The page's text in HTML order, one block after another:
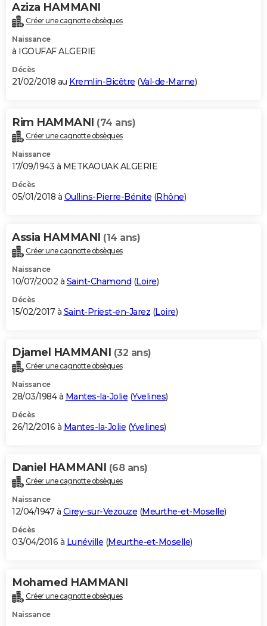
Aziza HAMMANI
Créer une cagnotte obsèques
Naissance
à IGOUFAF ALGERIE
Décès
21/02/2018 au Kremlin-Bicêtre (Val-de-Marne)
Rim HAMMANI (74 ans)
Créer une cagnotte obsèques
Naissance
17/09/1943 à METKAOUAK ALGERIE
Décès
05/01/2018 à Oullins-Pierre-Bénite (Rhône)
Assia HAMMANI (14 ans)
Créer une cagnotte obsèques
Naissance
10/07/2002 à Saint-Chamond (Loire)
Décès
15/02/2017 à Saint-Priest-en-Jarez (Loire)
Djamel HAMMANI (32 ans)
Créer une cagnotte obsèques
Naissance
28/03/1984 à Mantes-la-Jolie (Yvelines)
Décès
26/12/2016 à Mantes-la-Jolie (Yvelines)
Daniel HAMMANI (68 ans)
Créer une cagnotte obsèques
Naissance
12/04/1947 à Cirey-sur-Vezouze (Meurthe-et-Moselle)
Décès
03/04/2016 à Lunéville (Meurthe-et-Moselle)
Mohamed HAMMANI
Créer une cagnotte obsèques
Naissance